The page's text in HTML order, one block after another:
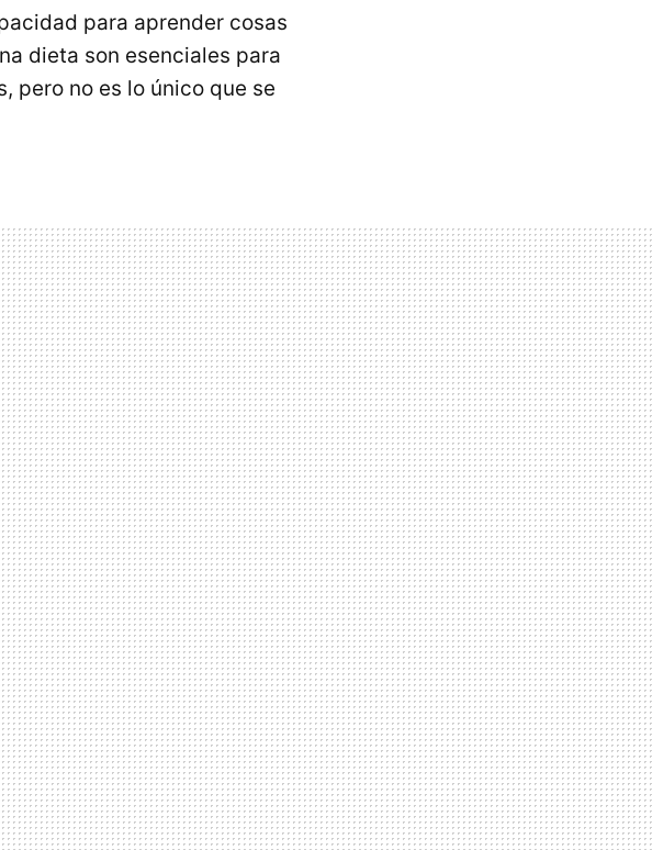
para aprender cosas
dieta son esenciales para
pero no es lo único que se